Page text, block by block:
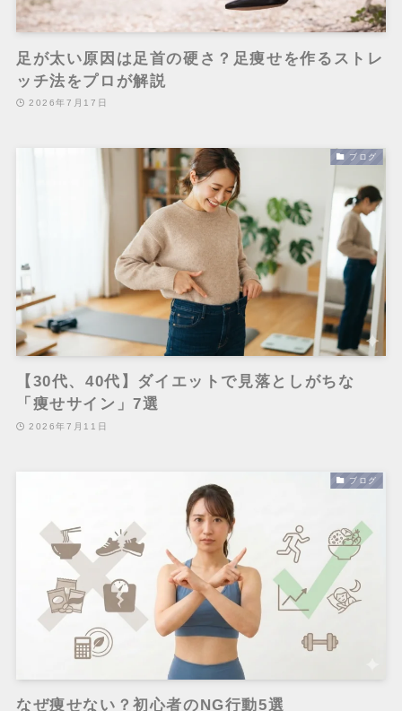
足が太い原因は足首の硬さ？足痩せを作るストレ
ッチ法をプロが解説
2026年7月17日
ブログ
【30代、40代】ダイエットで見落としがちな
「痩せサイン」7選
2026年7月11日
ブログ
なぜ痩せない？初心者のNG行動5選